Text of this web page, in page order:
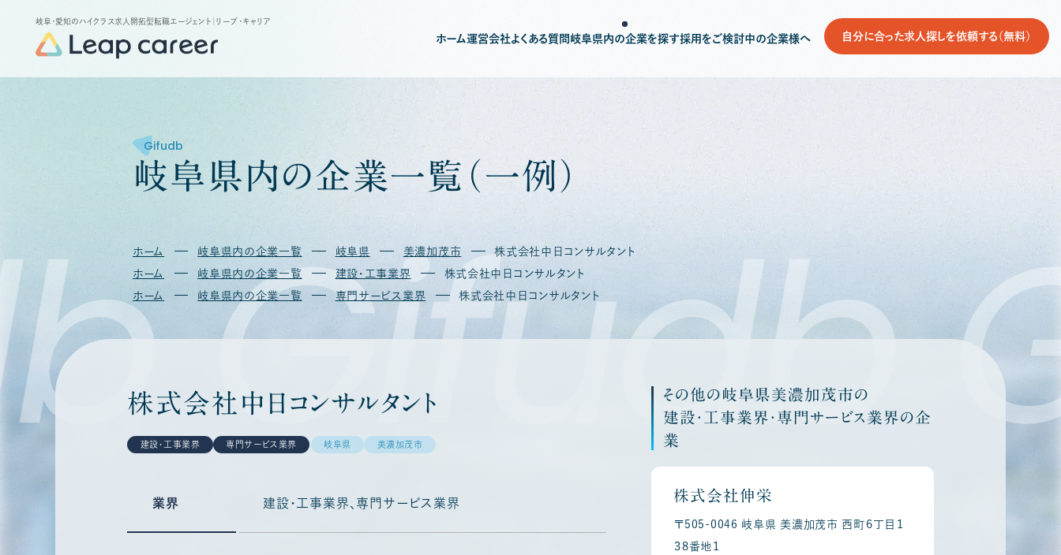
岐阜・愛知のハイクラス求人開拓型転職エージェント ｜リープ・キャリア
ホーム運営会社よくある質問 岐阜県内の企業を探す採用をご検討中の企業様へ 自分に合った求人探しを依頼する（無料）
Gifudb
岐阜 県内の企業一覧 （ 一例 ）
ホーム 岐阜県内の企業一覧 岐阜県 美濃加茂市
株式会社中日コンサルタント
ホーム
岐阜県内の企業一覧 建設・工事業界
株式会社中日コンサルタント
ホーム
岐阜県内の企業一覧 専門サービス業界 株式会社中日コンサルタント
Gifudb
株式会社中日コンサルタント
建設・工事業界 専門サービス業界 岐阜県 美濃加茂市
業界 建設・工事業界 専門サービス業界
その他の岐阜県美濃加茂市の
建設・工事業界・専門サービス業界の企
業
株式会社伸栄
〒505-0046 岐阜県 美濃加茂市 西町６丁目１
３８番地１